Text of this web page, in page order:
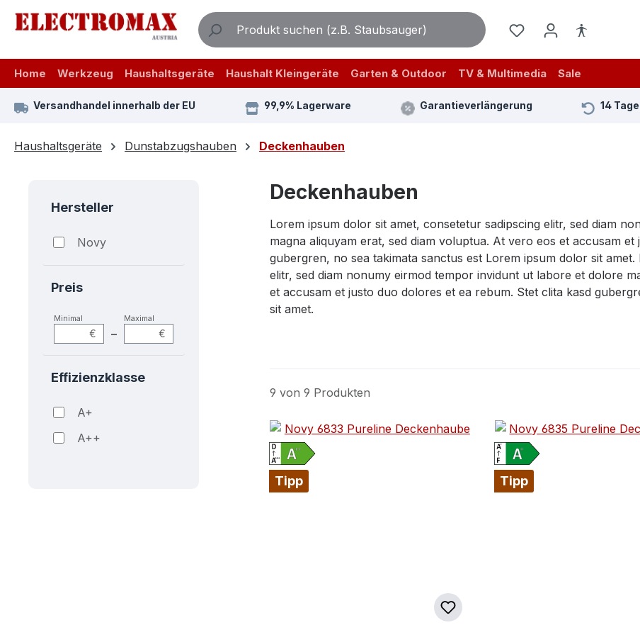
Hauptinhalt springen
Zur Suche springen
Zur Hauptnavigation springen
Home Werkzeug Haushaltsgeräte Haushalt Kleingeräte Garten & Outdoor TV & Multimedia Sale
Versandhandel innerhalb der EU 99,9% Lagerware Garantieverlängerung 14
Haushaltsgeräte Dunstabzugshauben Deckenhauben
Hersteller
Novy
Preis
Minimal
€ –
Maximal
€
Effizienzklasse
A+
A++
Deckenhauben
Lorem ipsum dolor sit amet, consetetur sadipscing elitr, sed diam
magna aliquyam erat, sed diam voluptua. At vero eos et accusam
gubergren, no sea takimata sanctus est Lorem ipsum dolor sit
elitr, sed diam nonumy eirmod tempor invidunt ut labore et dolore
et accusam et justo duo dolores et ea rebum. Stet clita kasd
sit amet.
9 von 9 Produkten
Tipp Tipp